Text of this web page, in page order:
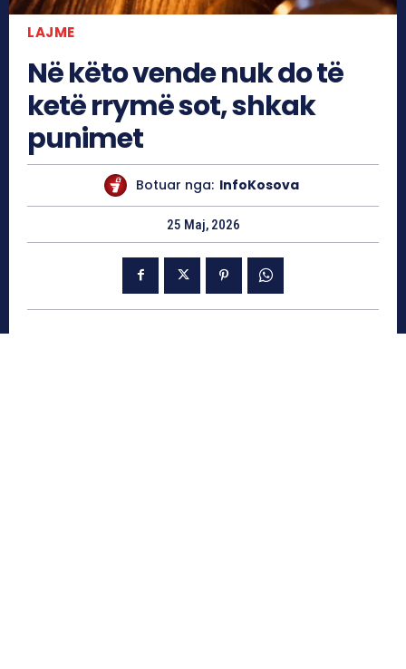
LAJME
Në këto vende nuk do të
ketë rrymë sot, shkak
punimet
Botuar nga: InfoKosova
25 Maj, 2026